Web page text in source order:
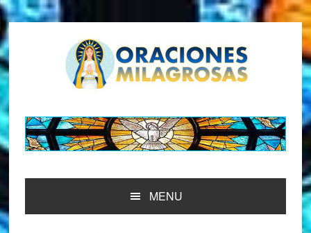
Saltar
a
la
navegación
principal
Saltar
al
contenido
principal
Saltar
a
la
barra
lateral
principal
Saltar
al
pie
de
página
MENU